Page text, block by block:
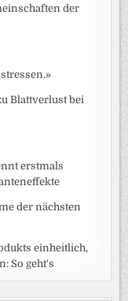
der
Blattverlust bei
erstmals
der nächsten
einheitlich,
So geht‘s